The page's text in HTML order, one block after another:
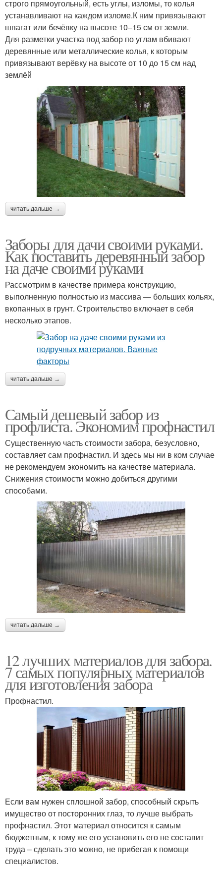
строго прямоугольный, есть углы, изломы, то колья
устанавливают на каждом изломе.К ним привязывают
шпагат или бечёвку на высоте 10–15 см от земли.
Для разметки участка под забор по углам вбивают
деревянные или металлические колья, к которым
привязывают верёвку на высоте от 10 до 15 см над
землёй
читать дальше →
Заборы для дачи своими руками.
Как поставить деревянный забор
на даче своими руками
Рассмотрим в качестве примера конструкцию,
выполненную полностью из массива — больших кольях,
вкопанных в грунт. Строительство включает в себя
несколько этапов.
читать дальше →
Самый дешевый забор из
профлиста. Экономим профнастил
Существенную часть стоимости забора, безусловно,
составляет сам профнастил. И здесь мы ни в ком случае
не рекомендуем экономить на качестве материала.
Снижения стоимости можно добиться другими
способами.
читать дальше →
12 лучших материалов для забора.
7 самых популярных материалов
для изготовления забора
Профнастил.
Если вам нужен сплошной забор, способный скрыть
имущество от посторонних глаз, то лучше выбрать
профнастил. Этот материал относится к самым
бюджетным, к тому же его установить его не составит
труда – сделать это можно, не прибегая к помощи
специалистов.